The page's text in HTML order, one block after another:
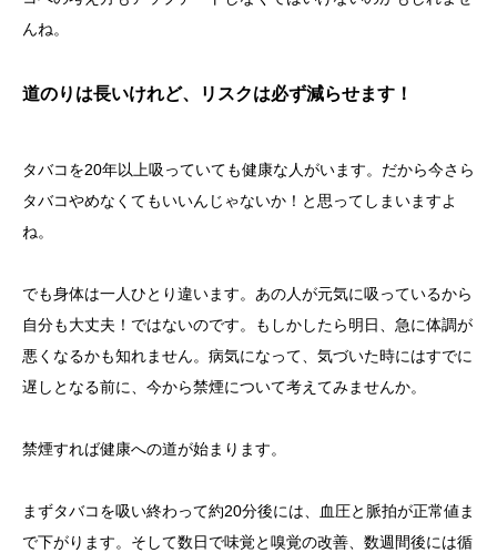
んね。
道のりは長いけれど、リスクは必ず減らせます！
タバコを20年以上吸っていても健康な人がいます。だから今さら
タバコやめなくてもいいんじゃないか！と思ってしまいますよ
ね。
でも身体は一人ひとり違います。あの人が元気に吸っているから
自分も大丈夫！ではないのです。もしかしたら明日、急に体調が
悪くなるかも知れません。病気になって、気づいた時にはすでに
遅しとなる前に、今から禁煙について考えてみませんか。
禁煙すれば健康への道が始まります。
まずタバコを吸い終わって約20分後には、血圧と脈拍が正常値ま
で下がります。そして数日で味覚と嗅覚の改善、数週間後には循